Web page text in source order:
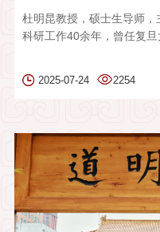
杜明昆教授，硕士生导师，
科研工作40余年，曾任复旦
2025-07-24 2254